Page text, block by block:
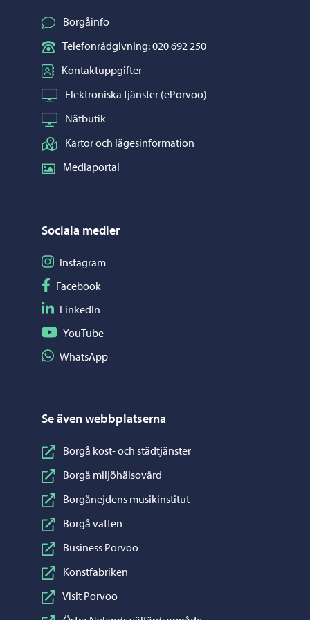
Borgåinfo
Telefonrådgivning: 020 692 250
Kontaktuppgifter
Elektroniska tjänster (ePorvoo)
Nätbutik
Kartor och lägesinformation
Mediaportal
Sociala medier
Följ på Instagram
Instagram
Följ på Facebook
Facebook
Följ på LinkedIn
LinkedIn
Följ på YouTube
YouTube
Dela på WhatsApp
WhatsApp
Se även webbplatserna
Borgå kost- och städtjänster
Borgå miljöhälsovård
Borgånejdens musikinstitut
Borgå vatten
Business Porvoo
Konstfabriken
Visit Porvoo